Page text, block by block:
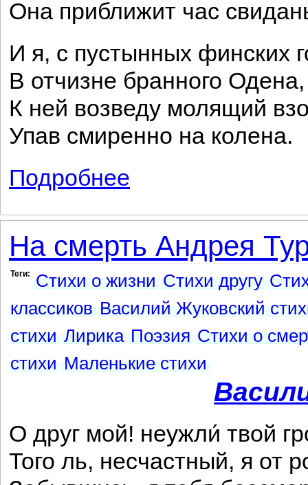
Она приближит час
И я, с пустынных финских
В отчизне бранного Одена,
К ней возведу молящий
Упав смиренно на колена.
Подробнее
На смерть Андрея
Теги: Стихи о жизни Стихи другу
классиков Василий Жуковский
стихи Лирика Поэзия Стихи о
стихи Маленькие стихи
О друг мой! неужли́ твой
Того ль, несчастный, я от